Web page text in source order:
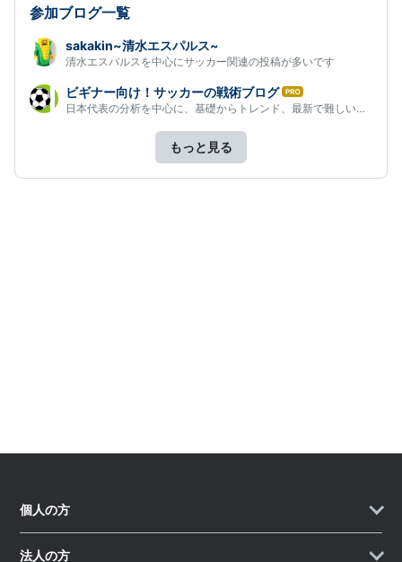
参加ブログ一覧
sakakin~清水エスパルス~
清水エスパルスを中心にサッカー関連の投稿が多いです
ビギナー向け！サッカーの戦術ブログは
て
グ
日本代表の分析を中心に、基礎からトレンド、最新で難しい戦術もサ…
もっと見る
個人の方
法人の方